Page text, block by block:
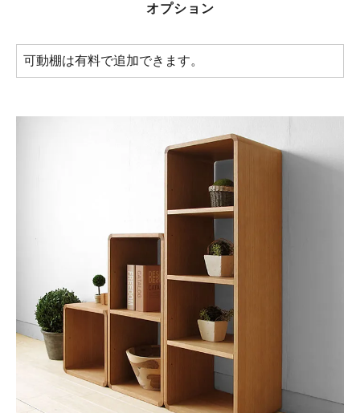
オプション
可動棚は有料で追加できます。